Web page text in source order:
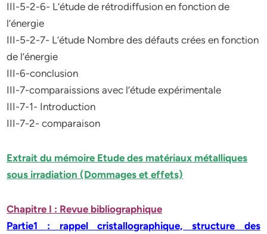
III-5-2-6- L’étude de rétrodiffusion en fonction de
l’énergie
III-5-2-7- L’étude Nombre des défauts crées en fonction
de l’énergie
III-6-conclusion
III-7-comparaissions avec l’étude expérimentale
III-7-1- Introduction
III-7-2- comparaison
Extrait du mémoire Etude des matériaux métalliques
sous irradiation (Dommages et effets)
Chapitre I : Revue bibliographique
Partie1 : rappel cristallographique, structure des